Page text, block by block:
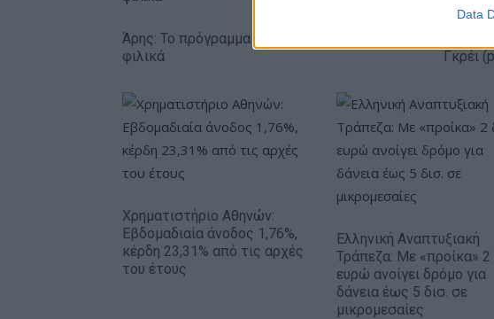
Data
Άρης: Το πρόγραμμα προετοιμασίας και τα
φιλικά
Γκρέι
Χρηματιστήριο Αθηνών:
Εβδομαδιαία άνοδος 1,76%,
κέρδη 23,31% από τις αρχές
του έτους
Ελληνική Αναπτυξιακή
Τράπεζα: Με «προίκα» 2
ευρώ ανοίγει δρόμο για
δάνεια έως 5 δισ. σε
μικρομεσαίες